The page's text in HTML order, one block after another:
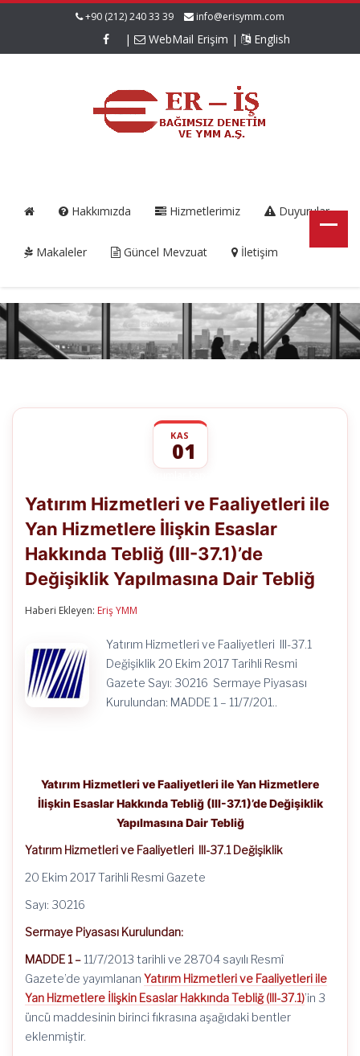
+90 (212) 240 33 39 info@erisymm.com
| WebMail Erişim | English
Hakkımızda Hizmetlerimiz Duyurular
Makaleler Güncel Mevzuat İletişim
KAS
01
ve
Faaliyetleri
ile
Hizmetlere
İlişkin
Esaslar
37.1)’de
Değişiklik
Yapılmasına
Dair
Tebliğ
için
Yatırım Hizmetleri ve Faaliyetleri ile
Yan Hizmetlere İlişkin Esaslar
Hakkında Tebliğ (III-37.1)’de
Değişiklik Yapılmasına Dair Tebliğ
Haberi Ekleyen: Eriş YMM
Yatırım Hizmetleri ve Faaliyetleri III-37.1
Değişiklik 20 Ekim 2017 Tarihli Resmi
Gazete Sayı: 30216 Sermaye Piyasası
Kurulundan: MADDE 1 – 11/7/201..
Yatırım Hizmetleri ve Faaliyetleri ile Yan Hizmetlere
İlişkin Esaslar Hakkında Tebliğ (III-37.1)’de Değişiklik
Yapılmasına Dair Tebliğ
Yatırım Hizmetleri ve Faaliyetleri III-37.1 Değişiklik
20 Ekim 2017 Tarihli Resmi Gazete
Sayı: 30216
Sermaye Piyasası Kurulundan:
MADDE 1 – 11/7/2013 tarihli ve 28704 sayılı Resmî
Gazete’de yayımlanan Yatırım Hizmetleri ve Faaliyetleri ile
Yan Hizmetlere İlişkin Esaslar Hakkında Tebliğ (III-37.1)’in 3
üncü maddesinin birinci fıkrasına aşağıdaki bentler
eklenmiştir.